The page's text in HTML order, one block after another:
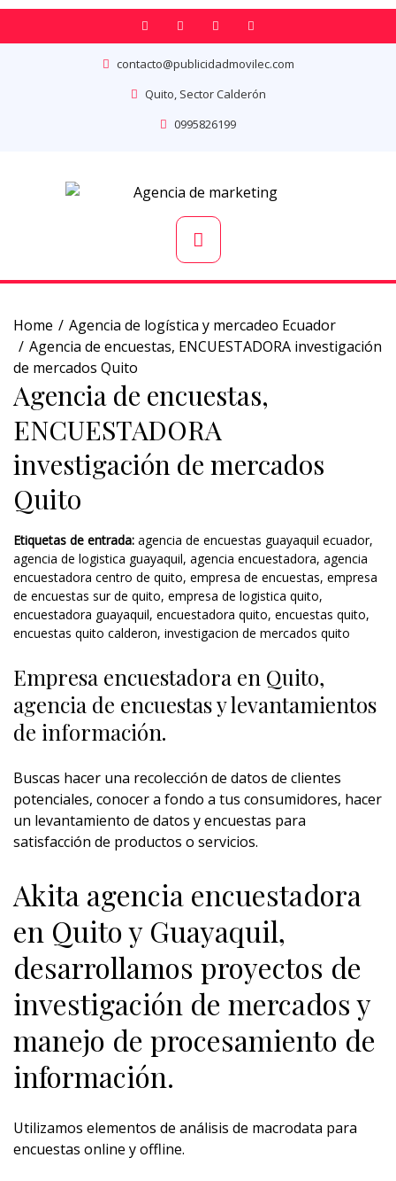
contacto@publicidadmovilec.com
Quito, Sector Calderón
0995826199
Home
Agencia de logística y mercadeo Ecuador
Agencia de encuestas, ENCUESTADORA investigación
de mercados Quito
Agencia de encuestas,
ENCUESTADORA
investigación de mercados
Quito
Etiquetas de entrada: agencia de encuestas guayaquil ecuador,
agencia de logistica guayaquil, agencia encuestadora, agencia
encuestadora centro de quito, empresa de encuestas, empresa
de encuestas sur de quito, empresa de logistica quito,
encuestadora guayaquil, encuestadora quito, encuestas quito,
encuestas quito calderon, investigacion de mercados quito
Empresa encuestadora en Quito,
agencia de encuestas y levantamientos
de información.
Buscas hacer una recolección de datos de clientes
potenciales, conocer a fondo a tus consumidores, hacer
un levantamiento de datos y encuestas para
satisfacción de productos o servicios.
Akita agencia encuestadora
en Quito y Guayaquil,
desarrollamos proyectos de
investigación de mercados y
manejo de procesamiento de
información.
Utilizamos elementos de análisis de macrodata para
encuestas online y offline.